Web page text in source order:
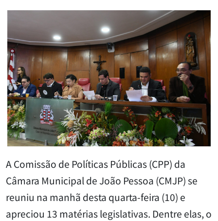
A Comissão de Políticas Públicas (CPP) da
Câmara Municipal de João Pessoa (CMJP) se
reuniu na manhã desta quarta-feira (10) e
apreciou 13 matérias legislativas. Dentre elas, o